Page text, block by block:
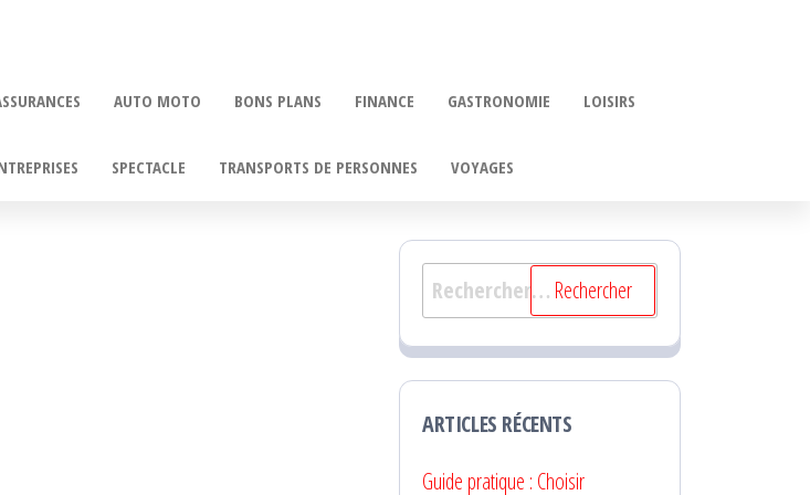
AUTO MOTO BONS PLANS FINANCE GASTRONOMIE LOISIRS
SPECTACLE TRANSPORTS DE PERSONNES VOYAGES
Rechercher :
ARTICLES RÉCENTS
Guide pratique : Choisir